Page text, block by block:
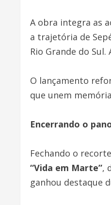
A obra integra as
a trajetória de
Rio Grande do
O lançamento
que unem
Encerrando o
Fechando o
“Vida em Marte”,
ganhou destaque